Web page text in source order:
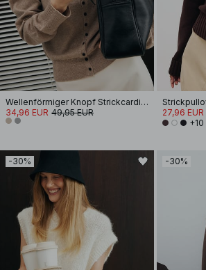
Wellenförmiger Knopf Strickcardigan
34,96 EUR 49,95 EUR
27,96 EUR
+10
-30% -30%